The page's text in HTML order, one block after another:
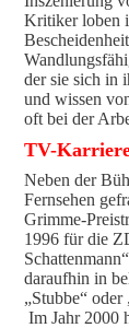
Kritiker loben
der sie sich in
und wissen
oft bei der
TV-
Neben der
Fernsehen
Grimme-
1996 für die
daraufhin in
„Stubbe“
Im Jahr 2000